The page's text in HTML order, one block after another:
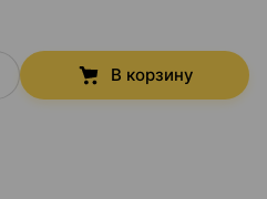
В корзину